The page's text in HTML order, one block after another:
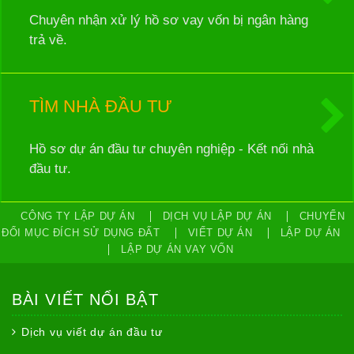
Chuyên nhận xử lý hồ sơ vay vốn bị ngân hàng
trả về.
TÌM NHÀ ĐẦU TƯ
Hồ sơ dự án đầu tư chuyên nghiệp - Kết nối nhà
đầu tư.
CÔNG TY LẬP DỰ ÁN DỊCH VỤ LẬP DỰ ÁN
CHUYỂN
ĐỔI MỤC ĐÍCH SỬ DỤNG ĐẤT
VIẾT DỰ ÁN
LẬP DỰ ÁN
LẬP DỰ ÁN VAY VỐN
BÀI VIẾT NỔI BẬT
Dịch vụ viết dự án đầu tư